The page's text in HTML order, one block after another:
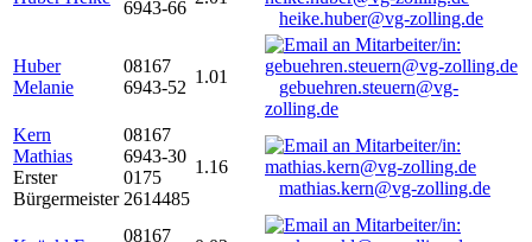
6943-66
heike.huber@vg-zolling.de
Huber
Melanie
08167
6943-52
1.01
gebuehren.steuern@vg-
zolling.de
Kern
Mathias
Erster
Bürgermeister
08167
6943-30
0175
2614485
1.16
mathias.kern@vg-zolling.de
08167